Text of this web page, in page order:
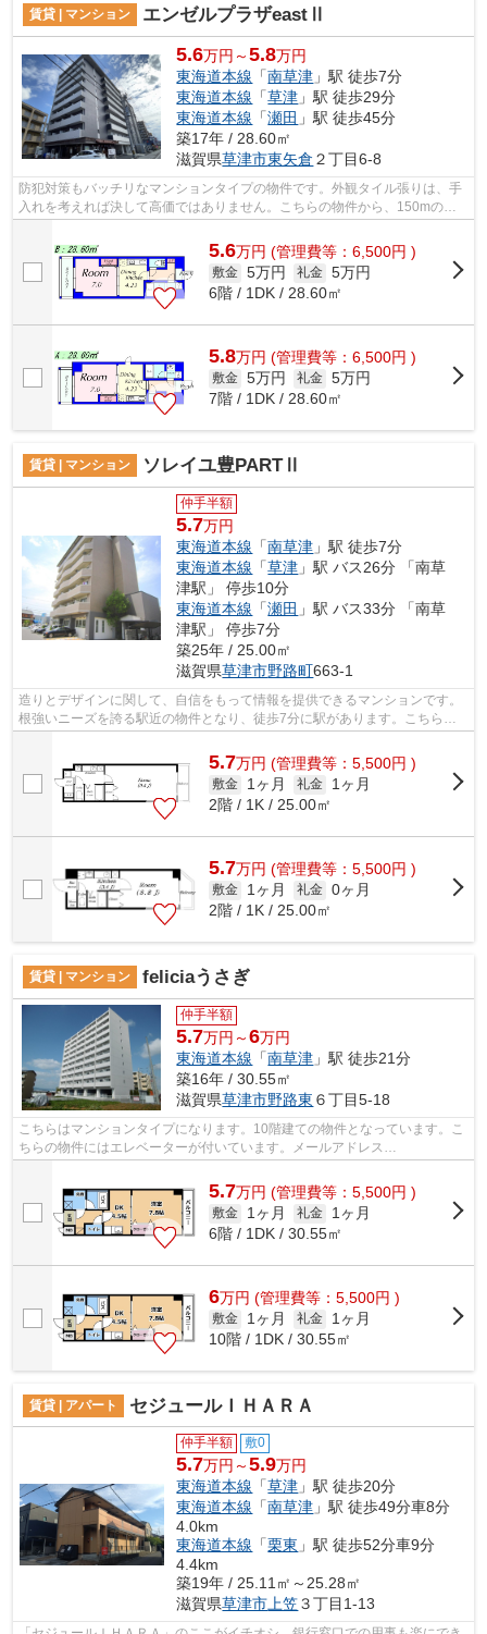
賃貸 | マンション エンゼルプラザeastⅡ
5.6万円～5.8万円
東海道本線 「南草津 」駅 徒歩7分
東海道本線 「草津 」駅 徒歩29分
東海道本線 「瀬田 」駅 徒歩45分
築17年 / 28.60㎡
滋賀県草津市東矢倉 ２丁目6-8
防犯対策もバッチリなマンションタイプの物件です。外観タイル張りは、手
入れを考えれば決して高価ではありません。こちらの物件から、150mの距
離に駐車場があります。初期費用をカー...
5.6万円 (管理費等：6,500円 )
敷金 5万円 礼金 5万円
6階 / 1DK / 28.60㎡
5.8万円 (管理費等：6,500円 )
敷金 5万円 礼金 5万円
7階 / 1DK / 28.60㎡
賃貸 | マンション ソレイユ豊PARTⅡ
仲手半額
5.7万円
東海道本線 「南草津 」駅 徒歩7分
東海道本線 「草津 」駅 バス26分 「南草
津駅」 停歩10分
東海道本線 「瀬田 」駅 バス33分 「南草
津駅」 停歩7分
築25年 / 25.00㎡
滋賀県草津市野路町663-1
造りとデザインに関して、自信をもって情報を提供できるマンションです。
根強いニーズを誇る駅近の物件となり、徒歩7分に駅があります。こちらの
物件はエレベーター付きです。陽当たり...
5.7万円 (管理費等：5,500円 )
敷金 1ヶ月 礼金
1ヶ月
2階 / 1K / 25.00㎡
5.7万円 (管理費等：5,500円 )
敷金 1ヶ月 礼金 0ヶ月
2階 / 1K / 25.00㎡
賃貸 | マンション feliciaうさぎ
仲手半額
5.7万円～6万円
東海道本線 「南草津 」駅 徒歩21分
築16年 / 30.55㎡
滋賀県草津市野路東 ６丁目5-18
こちらはマンションタイプになります。10階建ての物件となっています。こ
ちらの物件にはエレベーターが付いています。メールアドレス
fd@sigasaison.comまで、お気軽にご連絡ください。...
5.7万円 (管理費等：5,500円 )
敷金 1ヶ月 礼金
1ヶ月
6階 / 1DK / 30.55㎡
6万円 (管理費等：5,500円 )
敷金 1ヶ月 礼金
1ヶ月
10階 / 1DK / 30.55㎡
賃貸 | アパート セジュールＩＨＡＲＡ
仲手半額 敷0
5.7万円～5.9万円
東海道本線 「草津 」駅 徒歩20分
東海道本線 「南草津 」駅 徒歩49分車8分
4.0km
東海道本線 「栗東 」駅 徒歩52分車9分
4.4km
築19年 / 25.11㎡～25.28㎡
滋賀県草津市上笠３丁目1-13